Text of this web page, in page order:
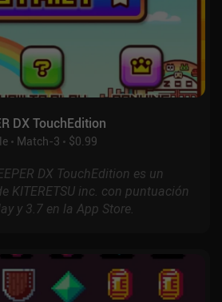
DX TouchEdition
Match-3 $0.99
DX TouchEdition es un
KITERETSU inc. con puntuación
y 3.7 en la App Store.